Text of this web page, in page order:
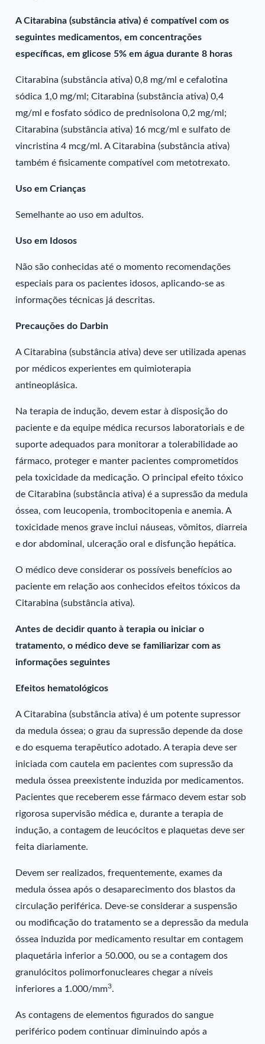
A Citarabina (substância ativa) é compatível com os
seguintes medicamentos, em concentrações
específicas, em glicose 5% em água durante 8 horas
Citarabina (substância ativa) 0,8 mg/ml e cefalotina
sódica 1,0 mg/ml; Citarabina (substância ativa) 0,4
mg/ml e fosfato sódico de prednisolona 0,2 mg/ml;
Citarabina (substância ativa) 16 mcg/ml e sulfato de
vincristina 4 mcg/ml. A Citarabina (substância ativa)
também é fisicamente compatível com metotrexato.
Uso em Crianças
Semelhante ao uso em adultos.
Uso em Idosos
Não são conhecidas até o momento recomendações
especiais para os pacientes idosos, aplicando-se as
informações técnicas já descritas.
Precauções do Darbin
A Citarabina (substância ativa) deve ser utilizada apenas
por médicos experientes em quimioterapia
antineoplásica.
Na terapia de indução, devem estar à disposição do
paciente e da equipe médica recursos laboratoriais e de
suporte adequados para monitorar a tolerabilidade ao
fármaco, proteger e manter pacientes comprometidos
pela toxicidade da medicação. O principal efeito tóxico
de Citarabina (substância ativa) é a supressão da medula
óssea, com leucopenia, trombocitopenia e anemia. A
toxicidade menos grave inclui náuseas, vômitos, diarreia
e dor abdominal, ulceração oral e disfunção hepática.
O médico deve considerar os possíveis benefícios ao
paciente em relação aos conhecidos efeitos tóxicos da
Citarabina (substância ativa).
Antes de decidir quanto à terapia ou iniciar o
tratamento, o médico deve se familiarizar com as
informações seguintes
Efeitos hematológicos
A Citarabina (substância ativa) é um potente supressor
da medula óssea; o grau da supressão depende da dose
e do esquema terapêutico adotado. A terapia deve ser
iniciada com cautela em pacientes com supressão da
medula óssea preexistente induzida por medicamentos.
Pacientes que receberem esse fármaco devem estar sob
rigorosa supervisão médica e, durante a terapia de
indução, a contagem de leucócitos e plaquetas deve ser
feita diariamente.
Devem ser realizados, frequentemente, exames da
medula óssea após o desaparecimento dos blastos da
circulação periférica. Deve-se considerar a suspensão
ou modificação do tratamento se a depressão da medula
óssea induzida por medicamento resultar em contagem
plaquetária inferior a 50.000, ou se a contagem dos
granulócitos polimorfonucleares chegar a níveis
inferiores a 1.000/mm3.
As contagens de elementos figurados do sangue
periférico podem continuar diminuindo após a